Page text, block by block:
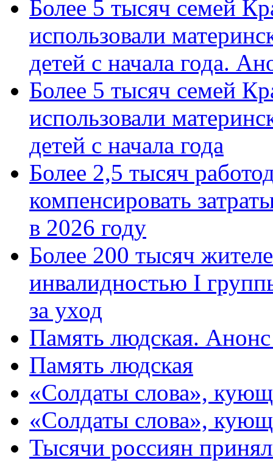
Более 5 тысяч семей
использовали
детей с начала года.
Более 5 тысяч семей
использовали
детей с начала года
Более 2,5 тысяч
компенсировать
в 2026 году
Более 200 тысяч
инвалидностью I
за уход
Память людская.
Память людская
«Солдаты слова»,
«Солдаты слова»,
Тысячи россиян